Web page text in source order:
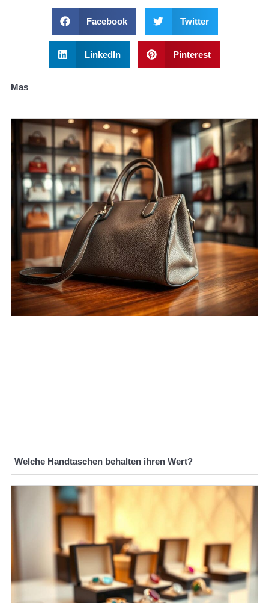
Facebook Twitter
LinkedIn Pinterest
Mas
Welche Handtaschen behalten ihren Wert?